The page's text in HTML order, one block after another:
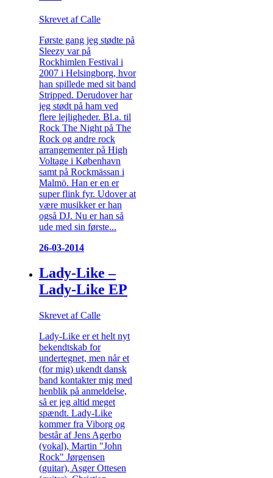
Skrevet af Calle
Første gang jeg stødte på
Sleezy var på
Rockhimlen Festival i
2007 i Helsingborg, hvor
han spillede med sit band
Stripped. Derudover har
jeg stødt på ham ved
flere lejligheder. Bl.a. til
Rock The Night på The
Rock og andre rock
arrangementer på High
Voltage i København
samt på Rockmässan i
Malmö. Han er en er
super flink fyr. Udover at
være musikker er han
også DJ. Nu er han så
ude med sin første...
26-03-2014
Lady-Like –
Lady-Like EP
Skrevet af Calle
Lady-Like er et helt nyt
bekendtskab for
undertegnet, men når et
(for mig) ukendt dansk
band kontakter mig med
henblik på anmeldelse,
så er jeg altid meget
spændt. Lady-Like
kommer fra Viborg og
består af Jens Agerbo
(vokal), Martin "John
Rock" Jørgensen
(guitar), Asger Ottesen